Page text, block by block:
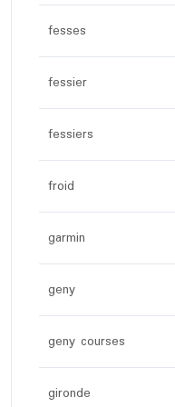
fesses
fessier
fessiers
froid
garmin
geny
geny courses
gironde